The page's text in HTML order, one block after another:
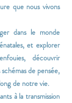
que nous vivons
dans le monde
et explorer
découvrir
de pensée,
de notre vie.
à la transmission